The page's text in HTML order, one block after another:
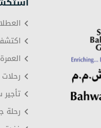
العمرة
تأجير
رحلة